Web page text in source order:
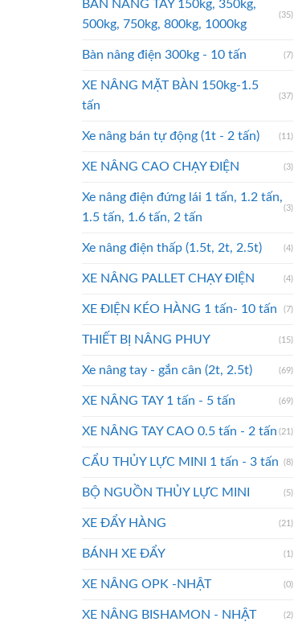
BÀN NÂNG TAY 150kg, 350kg,
500kg, 750kg, 800kg, 1000kg
(35)
Bàn nâng điện 300kg - 10 tấn (7)
XE NÂNG MẶT BÀN 150kg-1.5
tấn
(37)
Xe nâng bán tự động (1t - 2 tấn) (11)
XE NÂNG CAO CHẠY ĐIỆN (3)
Xe nâng điện đứng lái 1 tấn, 1.2 tấn,
1.5 tấn, 1.6 tấn, 2 tấn
(3)
Xe nâng điện thấp (1.5t, 2t, 2.5t) (4)
XE NÂNG PALLET CHẠY ĐIỆN (4)
XE ĐIỆN KÉO HÀNG 1 tấn- 10 tấn (7)
THIẾT BỊ NÂNG PHUY (15)
Xe nâng tay - gắn cân (2t, 2.5t) (69)
XE NÂNG TAY 1 tấn - 5 tấn (69)
XE NÂNG TAY CAO 0.5 tấn - 2 tấn (21)
CẨU THỦY LỰC MINI 1 tấn - 3 tấn (8)
BỘ NGUỒN THỦY LỰC MINI (5)
XE ĐẨY HÀNG (21)
BÁNH XE ĐẨY (1)
XE NÂNG OPK -NHẬT (0)
XE NÂNG BISHAMON - NHẬT (2)